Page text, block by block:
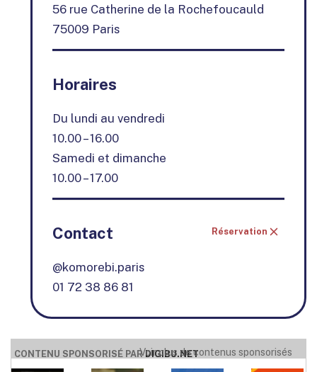
56 rue Catherine de la Rochefoucauld
75009 Paris
Horaires
Du lundi au vendredi
10.00 – 16.00
Samedi et dimanche
10.00 – 17.00
Contact Réservation
@komorebi.paris
01 72 38 86 81
CONTENU SPONSORISÉ PARDIGIBU.NET
Voir plus de contenus sponsorisés